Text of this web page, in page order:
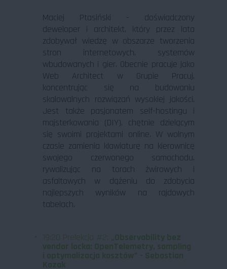
Maciej Ptasiński - doświadczony
deweloper i architekt, który przez lata
zdobywał wiedzę w obszarze tworzenia
stron internetowych, systemów
wbudowanych i gier. Obecnie pracuje jako
Web Architect w Grupie Pracuj,
koncentrując się na budowaniu
skalowalnych rozwiązań wysokiej jakości.
Jest także pasjonatem self-hostingu i
majsterkowania (DIY), chętnie dzielącym
się swoimi projektami online. W wolnym
czasie zamienia klawiaturę na kierownicę
swojego czerwonego samochodu,
rywalizując na torach żwirowych i
asfaltowych w dążeniu do zdobycia
najlepszych wyników na rajdowych
tabelach.